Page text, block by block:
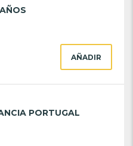
AÑADIR
PORTUGAL